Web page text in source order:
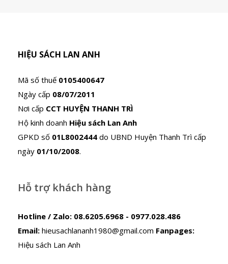
HIỆU SÁCH LAN ANH
Mã số thuế 0105400647
Ngày cấp 08/07/2011
Nơi cấp CCT HUYỆN THANH TRÌ
Hộ kinh doanh Hiệu sách Lan Anh
GPKD số 01L8002444 do UBND Huyện Thanh Trì cấp
ngày 01/10/2008.
Hỗ trợ khách hàng
Hotline / Zalo: 08.6205.6968 - 0977.028.486
Email: hieusachlananh1980@gmail.com Fanpages:
Hiệu sách Lan Anh